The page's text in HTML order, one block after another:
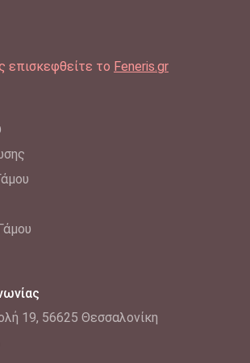
επισκεφθείτε το Feneris.gr
19, 56625 Θεσσαλονίκη